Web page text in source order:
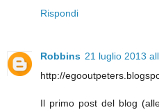
Rispondi
Robbins 21 luglio 2013
http://
Il primo post del blog